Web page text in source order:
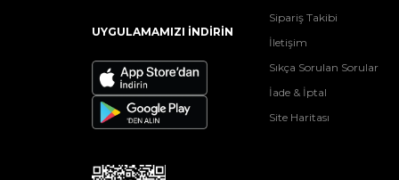
UYGULAMAMIZI İNDİRİN
Sipariş Takibi
İletişim
Sıkça Sorulan Sorular
İade & İptal
Site Haritası